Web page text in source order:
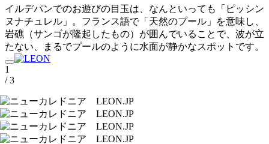
イルデパンでのお遊びの目玉は、なんといっても「ピッシン
ヌナチュレル」。フランス語で「天然のプール」を意味し、
岩礁（サンゴが隆起したもの）が囲んでいることで、波が立
たない、まるでプールのように水面が静かなスポットです。
1
/ 3